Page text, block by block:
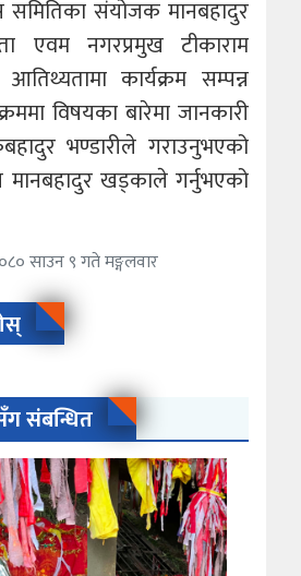
समितिका संयोजक मानबहादुर
एवम नगरप्रमुख टीकाराम
कार्यक्रम सम्पन्न
विषयका बारेमा जानकारी
भण्डारीले गराउनुभएको
मानबहादुर खड्काले गर्नुभएको
साउन ९ गते मङ्गलवार
संबन्धित